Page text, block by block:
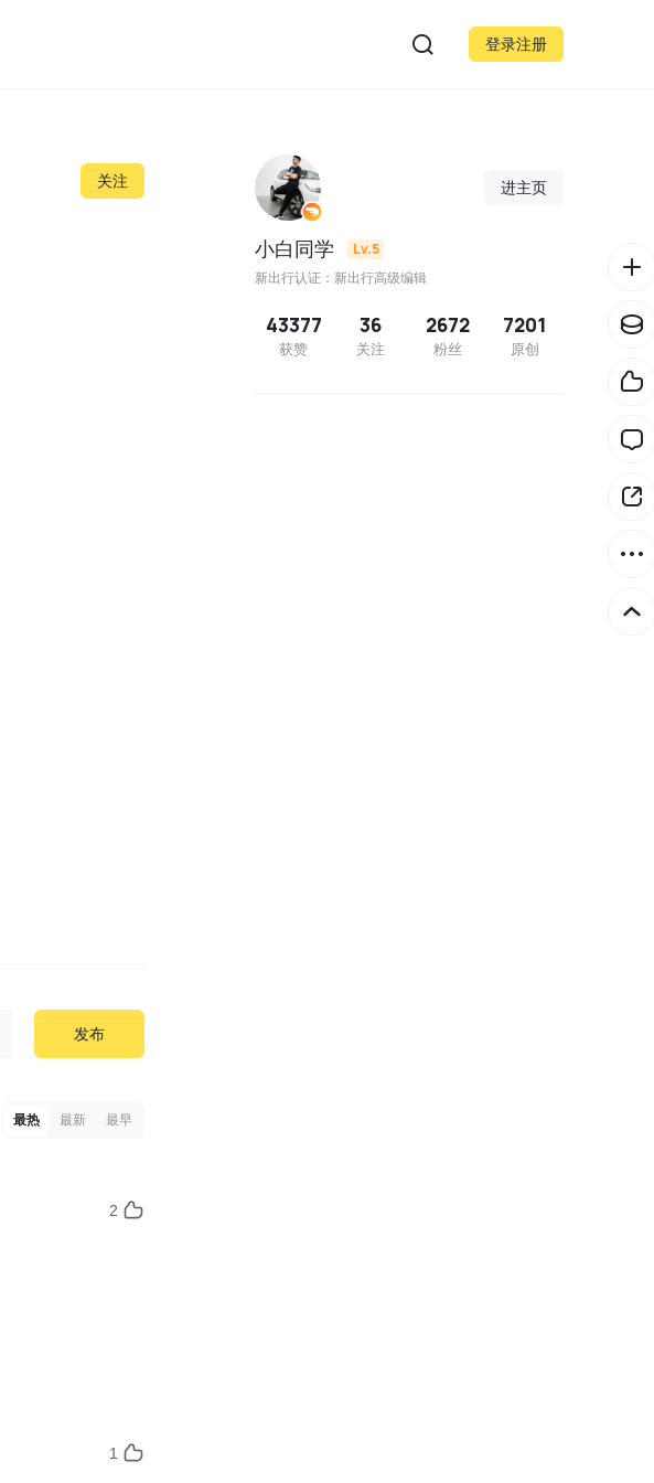
登录注册
关注
发布
最热 最新 最早
2
1
进主页
小白同学 Lv.5
新出行认证：新出行高级编辑
43377
获赞
36
关注
2672
粉丝
7201
原创